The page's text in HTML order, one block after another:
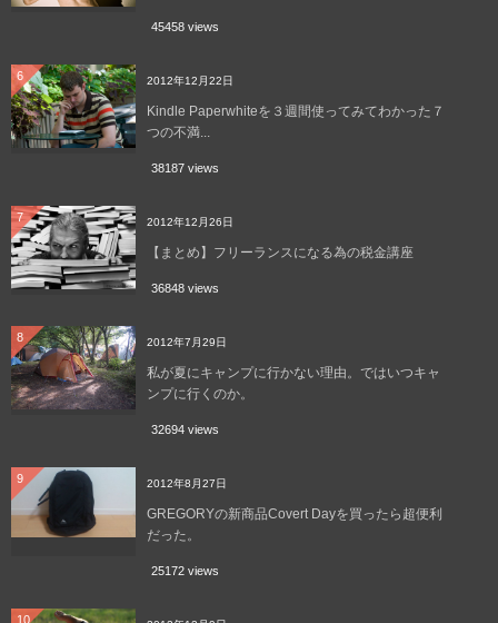
45458 views
6 2012年12月22日
Kindle Paperwhiteを３週間使ってみてわかった７
つの不満...
38187 views
7 2012年12月26日
【まとめ】フリーランスになる為の税金講座
36848 views
8 2012年7月29日
私が夏にキャンプに行かない理由。ではいつキャ
ンプに行くのか。
32694 views
9 2012年8月27日
GREGORYの新商品Covert Dayを買ったら超便利
だった。
25172 views
10